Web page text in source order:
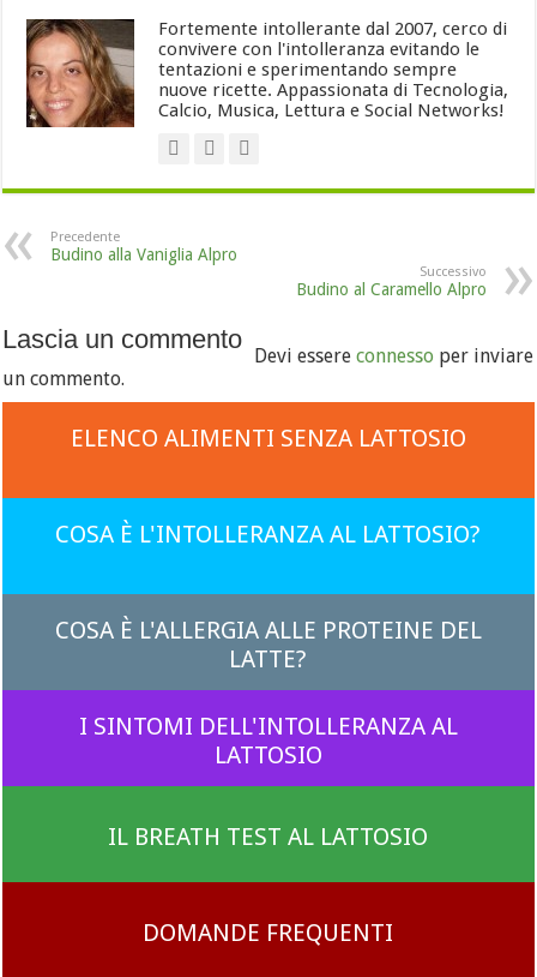
Fortemente intollerante dal 2007, cerco di
convivere con l'intolleranza evitando le
tentazioni e sperimentando sempre
nuove ricette. Appassionata di Tecnologia,
Calcio, Musica, Lettura e Social Networks!
Precedente
Budino alla Vaniglia Alpro
Successivo
Budino al Caramello Alpro
Lascia un commento
Devi essereconnesso per inviare
un commento.
ELENCO ALIMENTI SENZA LATTOSIO
COSA È L'INTOLLERANZA AL LATTOSIO?
COSA È L'ALLERGIA ALLE PROTEINE DEL
LATTE?
I SINTOMI DELL'INTOLLERANZA AL
LATTOSIO
IL BREATH TEST AL LATTOSIO
DOMANDE FREQUENTI